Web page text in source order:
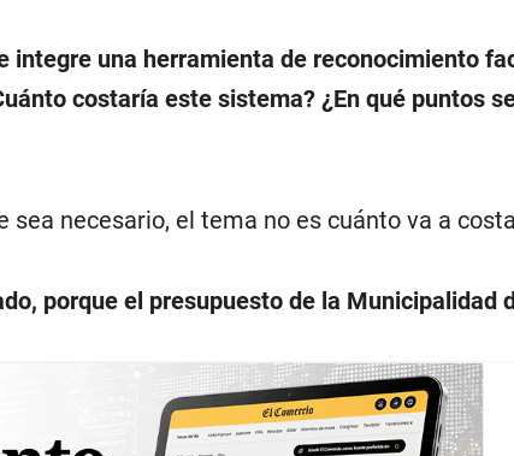
integre una herramienta de reconocimiento
costaría este sistema? ¿En qué puntos
sea necesario, el tema no es cuánto va a
porque el presupuesto de la Municipalidad